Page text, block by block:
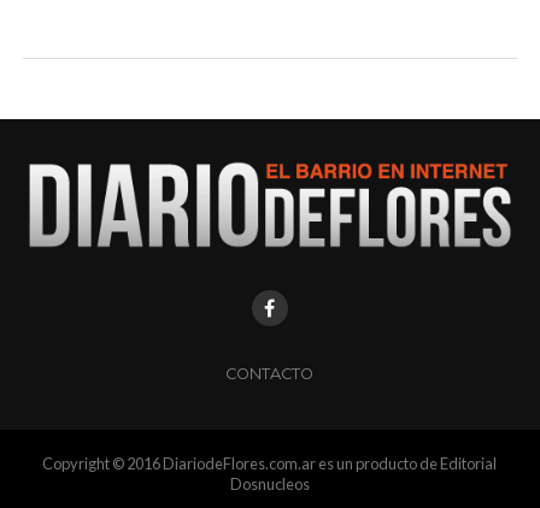
CONTACTO
Copyright © 2016 DiariodeFlores.com.ar es un producto de Editorial
Dosnucleos